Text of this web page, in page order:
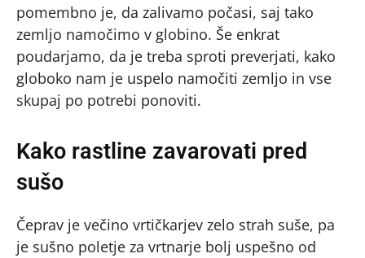
pomembno je, da zalivamo počasi, saj tako
zemljo namočimo v globino. Še enkrat
poudarjamo, da je treba sproti preverjati, kako
globoko nam je uspelo namočiti zemljo in vse
skupaj po potrebi ponoviti.
Kako rastline zavarovati pred
sušo
Čeprav je večino vrtičkarjev zelo strah suše, pa
je sušno poletje za vrtnarje bolj uspešno od